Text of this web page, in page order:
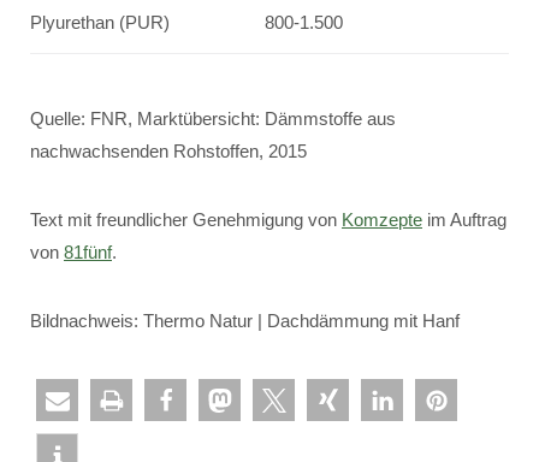
Plyurethan (PUR) 800-1.500
Quelle: FNR, Marktübersicht: Dämmstoffe aus
nachwachsenden Rohstoffen, 2015
Text mit freundlicher Genehmigung von Komzepte im Auftrag
von 81fünf.
Bildnachweis: Thermo Natur | Dachdämmung mit Hanf